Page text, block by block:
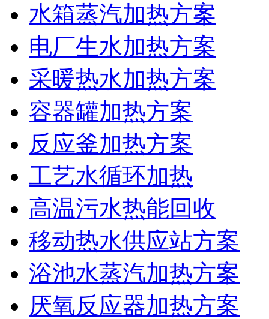
水箱蒸汽加热方案
电厂生水加热方案
采暖热水加热方案
容器罐加热方案
反应釜加热方案
工艺水循环加热
高温污水热能回收
移动热水供应站方案
浴池水蒸汽加热方案
厌氧反应器加热方案